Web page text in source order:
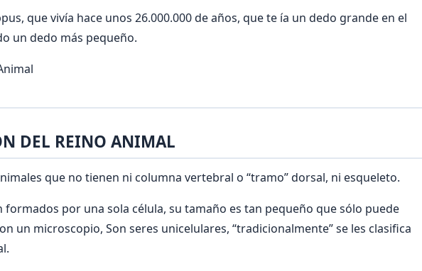
que vivía hace unos 26.000.000 de años, que te ía un dedo grande en el
un dedo más pequeño.
DEL REINO ANIMAL
que no tienen ni columna vertebral o “tramo” dorsal, ni esqueleto.
formados por una sola célula, su tamaño es tan pequeño que sólo puede
un microscopio, Son seres unicelulares, “tradicionalmente” se les clasifica